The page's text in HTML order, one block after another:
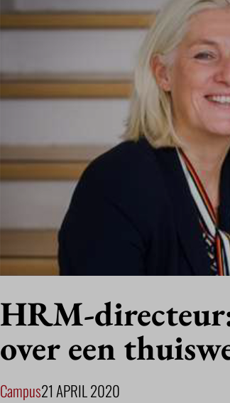
HRM-
over een
Campus21 APRIL 2020